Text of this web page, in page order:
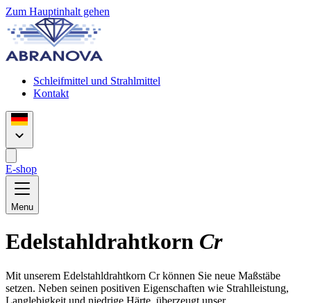
Zum Hauptinhalt gehen
Schleifmittel und Strahlmittel
Kontakt
E-shop
Menu
Edelstahldrahtkorn Cr
Mit unserem Edelstahldrahtkorn Cr können Sie neue Maßstäbe
setzen. Neben seinen positiven Eigenschaften wie Strahlleistung,
Langlebigkeit und niedrige Härte, überzeugt unser